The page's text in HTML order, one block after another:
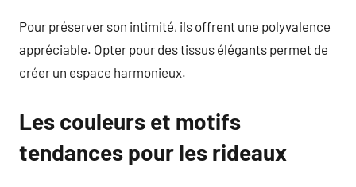
Pour préserver son intimité, ils offrent une polyvalence
appréciable. Opter pour des tissus élégants permet de
créer un espace harmonieux.
Les couleurs et motifs
tendances pour les rideaux